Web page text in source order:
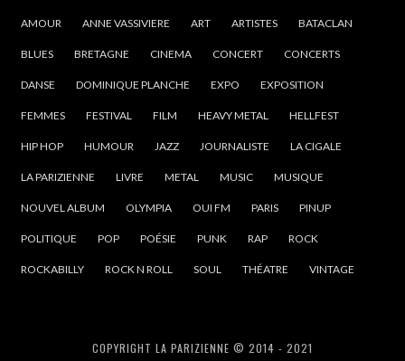
AMOUR ANNE VASSIVIERE ART ARTISTES BATACLAN
BLUES BRETAGNE CINEMA CONCERT CONCERTS
DANSE DOMINIQUE PLANCHE EXPO EXPOSITION
FEMMES FESTIVAL FILM HEAVY METAL HELLFEST
HIP HOP HUMOUR JAZZ JOURNALISTE LA CIGALE
LA PARIZIENNE LIVRE METAL MUSIC MUSIQUE
NOUVEL ALBUM OLYMPIA OUI FM PARIS PINUP
POLITIQUE POP POÉSIE PUNK RAP ROCK
ROCKABILLY ROCK N ROLL SOUL THÉATRE VINTAGE
COPYRIGHT LA PARIZIENNE © 2014 - 2021